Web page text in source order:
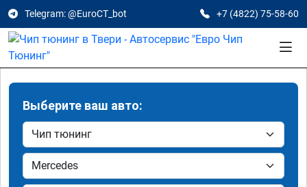
Telegram: @EuroCT_bot +7 (4822) 75-58-60
Выберите ваш авто: